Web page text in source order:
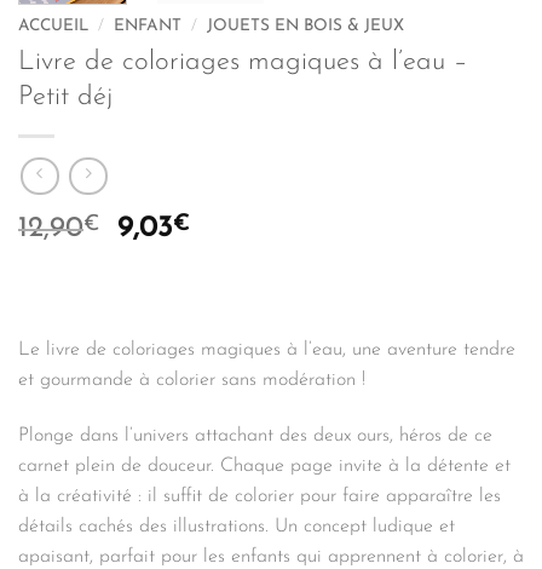
ACCUEIL / ENFANT / JOUETS EN BOIS & JEUX
Livre de coloriages magiques à l’eau –
Petit déj
12,90€
Le
12,90€.
9,03€Le
9,03€.
Le livre de coloriages magiques à l’eau, une aventure tendre
et gourmande à colorier sans modération !
Plonge dans l’univers attachant des deux ours, héros de ce
carnet plein de douceur. Chaque page invite à la détente et
à la créativité : il suffit de colorier pour faire apparaître les
détails cachés des illustrations. Un concept ludique et
apaisant, parfait pour les enfants qui apprennent à colorier, à